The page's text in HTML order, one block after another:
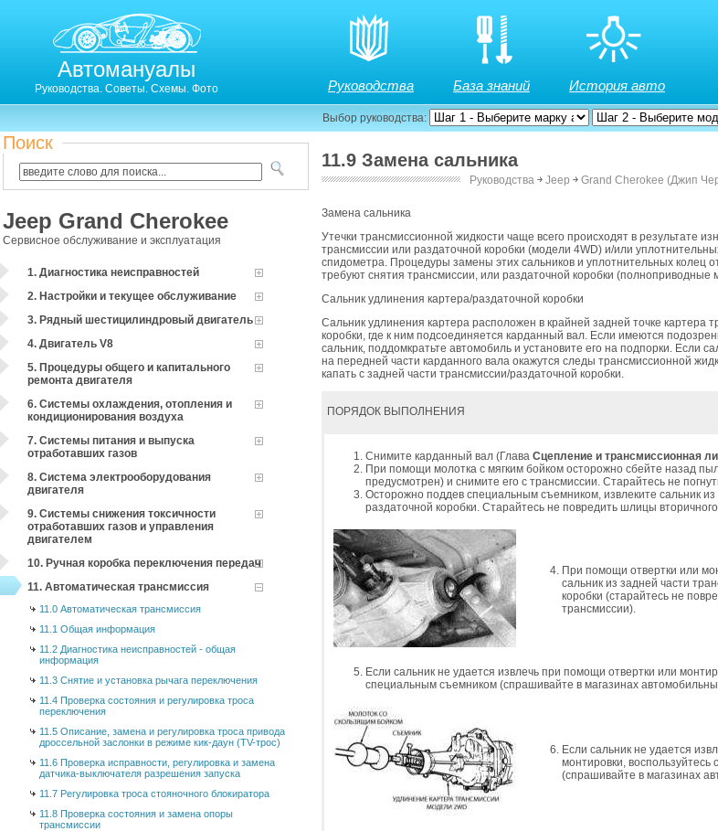
Автомануалы
Руководства. Советы. Схемы. Фото Руководства База знаний История авто
Выбор руководства:
Поиск
Jeep Grand Cherokee
Сервисное обслуживание и эксплуатация
1. Диагностика неисправностей
2. Настройки и текущее обслуживание
3. Рядный шестицилиндровый двигатель
4. Двигатель V8
5. Процедуры общего и капитального
ремонта двигателя
6. Системы охлаждения, отопления и
кондиционирования воздуха
7. Системы питания и выпуска
отработавших газов
8. Система электрооборудования
двигателя
9. Системы снижения токсичности
отработавших газов и управления
двигателем
10. Ручная коробка переключения передач
11. Автоматическая трансмиссия
11.0 Автоматическая трансмиссия
11.1 Общая информация
11.2 Диагностика неисправностей - общая
информация
11.3 Снятие и установка рычага переключения
11.4 Проверка состояния и регулировка троса
переключения
11.5 Описание, замена и регулировка троса привода
дроссельной заслонки в режиме кик-даун (TV-трос)
11.6 Проверка исправности, регулировка и замена
датчика-выключателя разрешения запуска
11.7 Регулировка троса стояночного блокиратора
11.8 Проверка состояния и замена опоры
трансмиссии
11.9 Замена сальника
Руководства ￫ Jeep ￫ Grand Cherokee (Джип
Замена сальника
Утечки трансмиссионной жидкости чаще всего происходят в результате
трансмиссии или раздаточной коробки (модели 4WD) и/или
спидометра. Процедуры замены этих сальников и уплотнительных колец
требуют снятия трансмиссии, или раздаточной коробки (полноприводные
Сальник удлинения картера/раздаточной коробки
Сальник удлинения картера расположен в крайней задней точке картера
коробки, где к ним подсоединяется карданный вал. Если имеются
сальник, поддомкратьте автомобиль и установите его на подпорки. Если
на передней части карданного вала окажутся следы трансмиссионной
капать с задней части трансмиссии/раздаточной коробки.
ПОРЯДОК ВЫПОЛНЕНИЯ
Снимите карданный вал (ГлаваСцепление и трансмиссионная
При помощи молотка с мягким бойком осторожно сбейте назад
предусмотрен) и снимите его с трансмиссии. Старайтесь не
Осторожно поддев специальным съемником, извлеките сальник
раздаточной коробки. Старайтесь не повредить шлицы
При помощи отвертки или
сальник из задней части
коробки (старайтесь не
трансмиссии).
Если сальник не удается извлечь при помощи отвертки или
специальным съемником (спрашивайте в магазинах
Если сальник не удается
монтировки,
(спрашивайте в магазинах